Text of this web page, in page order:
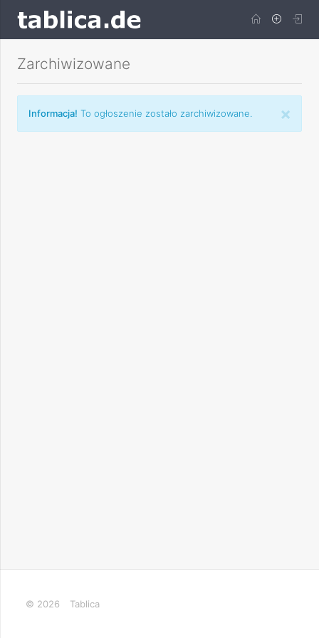
Zarchiwizowane
×
Informacja! To ogłoszenie zostało zarchiwizowane.
© 2026 Tablica